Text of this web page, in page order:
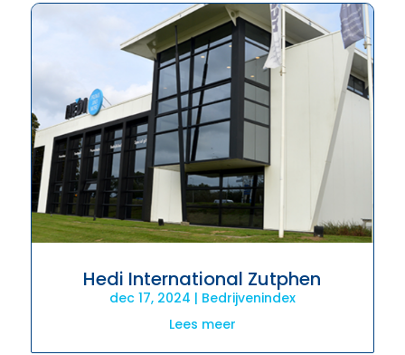
Hedi International Zutphen
dec 17, 2024 | Bedrijvenindex
Lees meer